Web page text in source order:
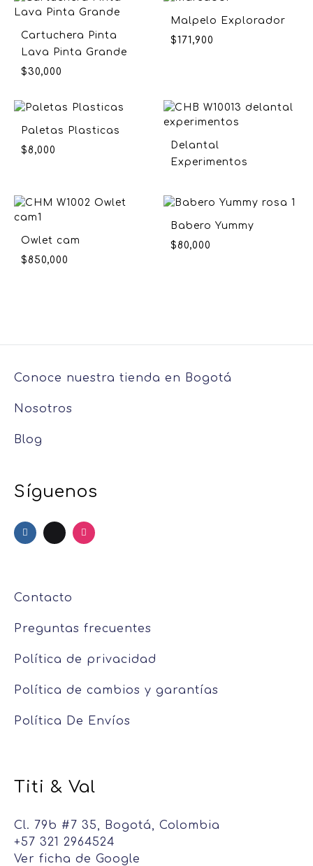
Cartuchera Pinta
Lava Pinta Grande
$30,000
Malpelo Explorador
$171,900
Paletas Plasticas
$8,000
Delantal
Experimentos
Owlet cam
$850,000
Babero Yummy
$80,000
Conoce nuestra tienda en Bogotá
Nosotros
Blog
Síguenos
Contacto
Preguntas frecuentes
Política de privacidad
Política de cambios y garantías
Política De Envíos
Titi & Val
Cl. 79b #7 35, Bogotá, Colombia
+57 321 2964524
Ver ficha de Google